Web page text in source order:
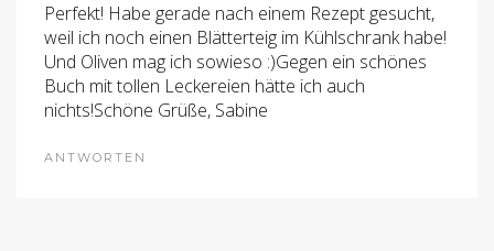
Perfekt! Habe gerade nach einem Rezept gesucht,
weil ich noch einen Blätterteig im Kühlschrank habe!
Und Oliven mag ich sowieso :)Gegen ein schönes
Buch mit tollen Leckereien hätte ich auch
nichts!Schöne Grüße, Sabine
ANTWORTEN